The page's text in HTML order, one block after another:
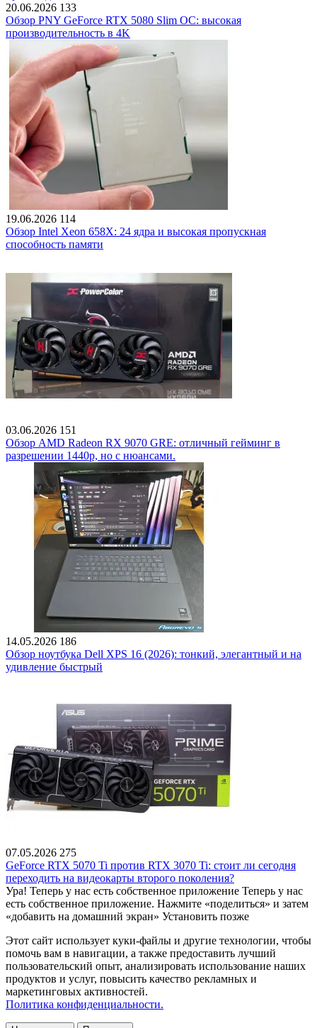
20.06.2026 133
Обзор PNY GeForce RTX 5080 Slim OC: высокая
производительность в 4K
19.06.2026 114
Обзор Intel Xeon 658X: 24 ядра и высокая пропускная
способность памяти
03.06.2026 151
Обзор AMD Radeon RX 9070 GRE: отличный гейминг в
разрешении 1440p, но с нюансами.
14.05.2026 186
Обзор ноутбука Dell XPS 16 (2026): тонкий, элегантный и на
удивление быстрый
07.05.2026 275
GeForce RTX 5070 Ti против RTX 3070 Ti: стоит ли сегодня
переходить на видеокарты второго поколения?
Ура! Теперь у нас есть собственное приложение Теперь у нас
есть собственное приложение. Нажмите «поделиться» и затем
«добавить на домашний экран» Установить позже
Этот сайт использует куки-файлы и другие технологии, чтобы
помочь вам в навигации, а также предоставить лучший
пользовательский опыт, анализировать использование наших
продуктов и услуг, повысить качество рекламных и
маркетинговых активностей.
Политика конфиденциальности.